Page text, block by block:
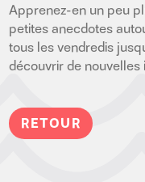
Apprenez-en un peu
petites anecdotes
tous les vendredis
découvrir de
RETOUR